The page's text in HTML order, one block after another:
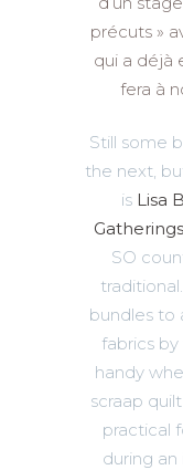
précuts »
qui a déjà
fera à
Still some
the next,
is Lisa
Gatherings
SO
bundles to
fabrics
handy
scraap
practical
during an